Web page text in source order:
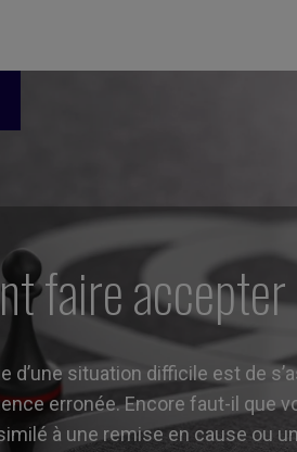
faire
d’une situation difficile est de
erronée. Encore faut-il que
à une remise en cause ou